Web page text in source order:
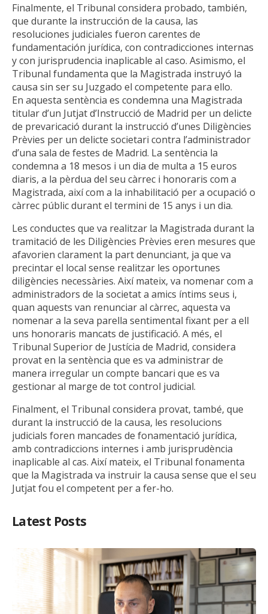
Finalmente, el Tribunal considera probado, también,
que durante la instrucción de la causa, las
resoluciones judiciales fueron carentes de
fundamentación jurídica, con contradicciones internas
y con jurisprudencia inaplicable al caso. Asimismo, el
Tribunal fundamenta que la Magistrada instruyó la
causa sin ser su Juzgado el competente para ello.
En aquesta sentència es condemna una Magistrada
titular d’un Jutjat d’Instrucció de Madrid per un delicte
de prevaricació durant la instrucció d’unes Diligències
Prèvies per un delicte societari contra l’administrador
d’una sala de festes de Madrid. La sentència la
condemna a 18 mesos i un dia de multa a 15 euros
diaris, a la pèrdua del seu càrrec i honoraris com a
Magistrada, així com a la inhabilitació per a ocupació o
càrrec públic durant el termini de 15 anys i un dia.
Les conductes que va realitzar la Magistrada durant la
tramitació de les Diligències Prèvies eren mesures que
afavorien clarament la part denunciant, ja que va
precintar el local sense realitzar les oportunes
diligències necessàries. Així mateix, va nomenar com a
administradors de la societat a amics íntims seus i,
quan aquests van renunciar al càrrec, aquesta va
nomenar a la seva parella sentimental fixant per a ell
uns honoraris mancats de justificació. A més, el
Tribunal Superior de Justícia de Madrid, considera
provat en la sentència que es va administrar de
manera irregular un compte bancari que es va
gestionar al marge de tot control judicial.
Finalment, el Tribunal considera provat, també, que
durant la instrucció de la causa, les resolucions
judicials foren mancades de fonamentació jurídica,
amb contradiccions internes i amb jurisprudència
inaplicable al cas. Així mateix, el Tribunal fonamenta
que la Magistrada va instruir la causa sense que el seu
Jutjat fou el competent per a fer-ho.
Latest Posts